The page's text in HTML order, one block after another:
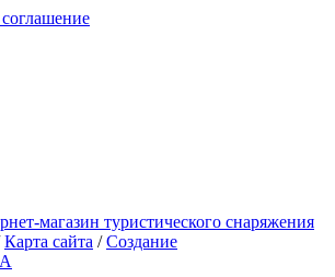
магазин туристического снаряжения
Карта сайта /Создание